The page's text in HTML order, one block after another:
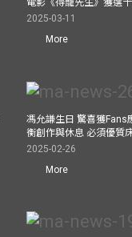
電影《得寵先生》獲選
2025-03-11
More
馮允謙生日 驚喜獲Fans
衡創作與休息 必須優質
2025-02-26
More